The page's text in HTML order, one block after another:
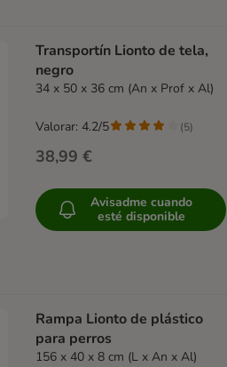
Transportín Lionto de tela,
negro
34 x 50 x 36 cm (An x Prof x Al)
38,99 €
Valorar: 4.2/5 (5)
Avisadme cuando
esté disponible
Rampa Lionto de plástico
para perros
156 x 40 x 8 cm (L x An x Al)